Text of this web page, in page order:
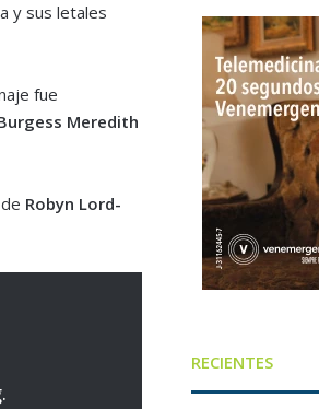
y sus letales
fue
Meredith
Robyn Lord-
RECIENTES